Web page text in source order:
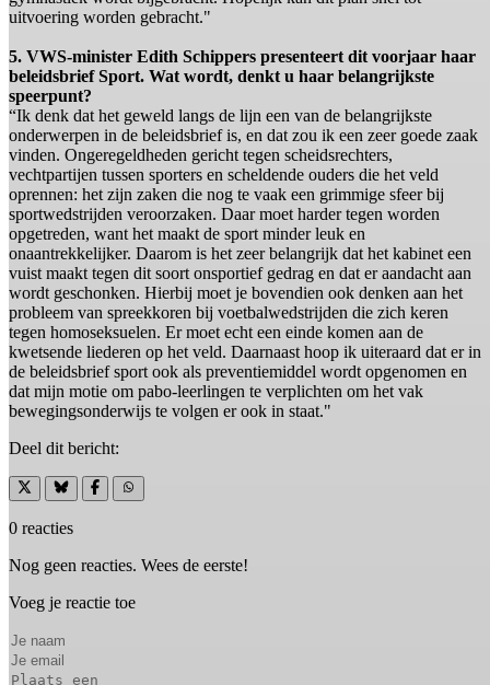
uitvoering worden gebracht."
5. VWS-minister Edith Schippers presenteert dit voorjaar haar
beleidsbrief Sport. Wat wordt, denkt u haar belangrijkste
speerpunt?
“Ik denk dat het geweld langs de lijn een van de belangrijkste
onderwerpen in de beleidsbrief is, en dat zou ik een zeer goede zaak
vinden. Ongeregeldheden gericht tegen scheidsrechters,
vechtpartijen tussen sporters en scheldende ouders die het veld
oprennen: het zijn zaken die nog te vaak een grimmige sfeer bij
sportwedstrijden veroorzaken. Daar moet harder tegen worden
opgetreden, want het maakt de sport minder leuk en
onaantrekkelijker. Daarom is het zeer belangrijk dat het kabinet een
vuist maakt tegen dit soort onsportief gedrag en dat er aandacht aan
wordt geschonken. Hierbij moet je bovendien ook denken aan het
probleem van spreekkoren bij voetbalwedstrijden die zich keren
tegen homoseksuelen. Er moet echt een einde komen aan de
kwetsende liederen op het veld. Daarnaast hoop ik uiteraard dat er in
de beleidsbrief sport ook als preventiemiddel wordt opgenomen en
dat mijn motie om pabo-leerlingen te verplichten om het vak
bewegingsonderwijs te volgen er ook in staat."
Deel dit bericht:
0 reacties
Nog geen reacties. Wees de eerste!
Voeg je reactie toe